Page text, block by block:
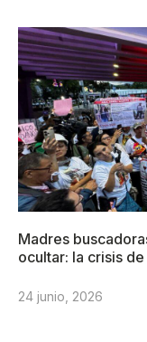
Madres
ocultar: la crisis
24 junio, 2026